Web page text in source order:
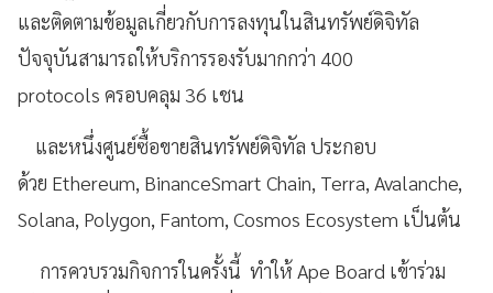
และติดตามข้อมูลเกี่ยวกับการลงทุนในสินทรัพย์ดิจิทัล
ปัจจุบันสามารถให้บริการรองรับมากกว่า 400
protocols ครอบคลุม 36 เชน
และหนึ่งศูนย์ซื้อขายสินทรัพย์ดิจิทัล ประกอบ
ด้วย Ethereum, BinanceSmart Chain, Terra, Avalanche,
Solana, Polygon, Fantom, Cosmos Ecosystem เป็นต้น
การควบรวมกิจการในครั้งนี้ ทำให้ Ape Board เข้าร่วม